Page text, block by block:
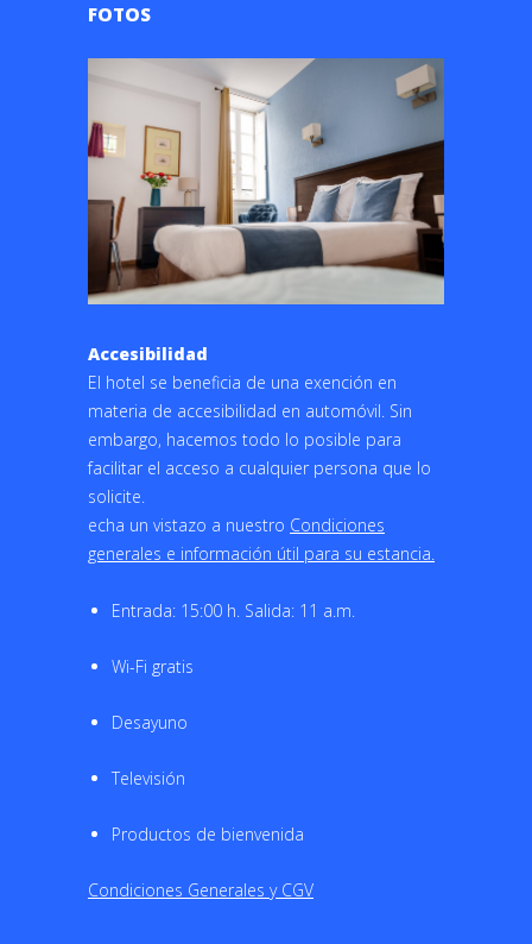
FOTOS
Accesibilidad
El hotel se beneficia de una exención en
materia de accesibilidad en automóvil. Sin
embargo, hacemos todo lo posible para
facilitar el acceso a cualquier persona que lo
solicite.
echa un vistazo a nuestro Condiciones
generales e información útil para su estancia.
Entrada: 15:00 h. Salida: 11 a.m.
Wi-Fi gratis
Desayuno
Televisión
Productos de bienvenida
Condiciones Generales y CGV